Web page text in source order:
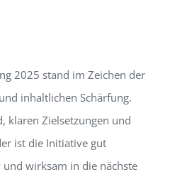
2025 stand im Zeichen der
inhaltlichen Schärfung.
klaren Zielsetzungen und
ist die Initiative gut
wirksam in die nächste